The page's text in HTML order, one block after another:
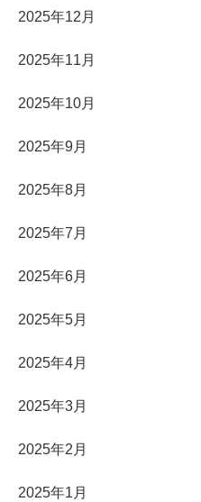
2025年12月
2025年11月
2025年10月
2025年9月
2025年8月
2025年7月
2025年6月
2025年5月
2025年4月
2025年3月
2025年2月
2025年1月